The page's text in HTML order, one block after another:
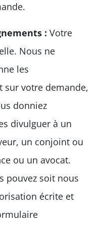
: Votre
Nous ne
les
sur votre demande,
donniez
divulguer à un
un conjoint ou
ou un avocat.
pouvez soit nous
écrite et